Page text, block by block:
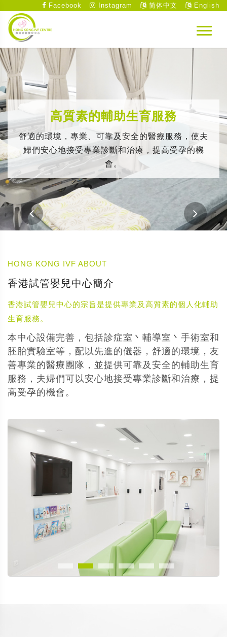
Facebook Instagram 简体中文 English
高質素的輔助生育服務
舒適的環境，專業、可靠及安全的醫療服務，使夫
婦們安心地接受專業診斷和治療，提高受孕的機
會。
HONG KONG IVF ABOUT
香港試管嬰兒中心簡介
香港試管嬰兒中心的宗旨是提供專業及高質素的個人化輔助
生育服務。
本中心設備完善，包括診症室丶輔導室丶手術室和
胚胎實驗室等，配以先進的儀器，舒適的環境，友
善專業的醫療團隊，並提供可靠及安全的輔助生育
服務，夫婦們可以安心地接受專業診斷和治療，提
高受孕的機會。